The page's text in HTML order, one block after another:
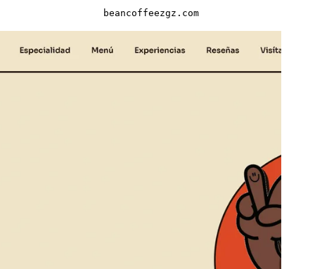
beancoffeezgz.com